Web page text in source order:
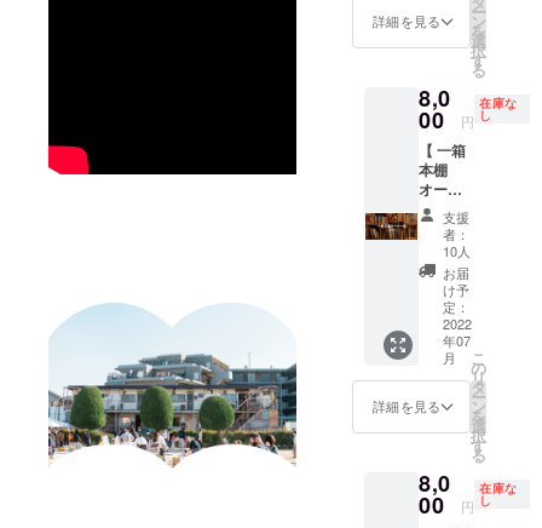
きま
す。 ※
材料
（オー
ツ麦、
ライ麦
粉、コ
コナッ
ツ、砂
糖、小
麦粉、
乾燥果
（レー
ズン、
りん
ご）な
び添加
物等の
渡し商
品のラ
の掲載
名（本
人の
み）も
しくは
会社名
（屋号
含
む））
となり
ます ※
HP内へ
のお名
前の掲
載は
2023年
6月末ま
でにな
ります
別メッ
絡させ
ていた
だきま
す ※ ご
案内時
間は約3
時間程
度を予
定して
います
（有効
期限：
2023年
3月31日
まで）
※ 当日
のラン
察ラン
チセッ
ト
イトの
送りさ
せてい
ただき
ます。)
・さい
かちど
ブンコ
HP内に
お名前
を記載
・さい
かちど
ブンコ
図書
カード
（本の
貸借に
かちど
ブンコ
店内に
回） ・
て御礼
のメッ
セージ
(メッ
セージ
は本サ
イトの
メッ
セージ
にてお
送りさ
せてい
ただき
ます。)
・当日
にお楽
しみの
ちどブ
ンコ HP
内にお
使える
チケッ
ト1000
す。 さ
いかち
どブン
コまで
来たら
ぜひ
シェア
アトリ
エつな
ぐばに
も足を
のばし
てくだ
さい。
▼リ
ターン
内容 ・
て御礼
のメッ
セージ
詳細を見る ー
ン
を
選
択
す
る
8,0
00 円
在庫な
し
【 一箱
本棚
オー
ナー券 \\
3ヶ月
//】 一棚
本棚
オー
ナー制
の図書
館「さ
いかち
どブン
コ」の
一棚
オー
3ヶ月間
なれる
リター
支援
者：
10人
お届
け予
定：
2022
年07
月
詳細を見る
こ
の
リ
タ
ー
ン
を
選
択
す
る
8,0
00 円
在庫な
し